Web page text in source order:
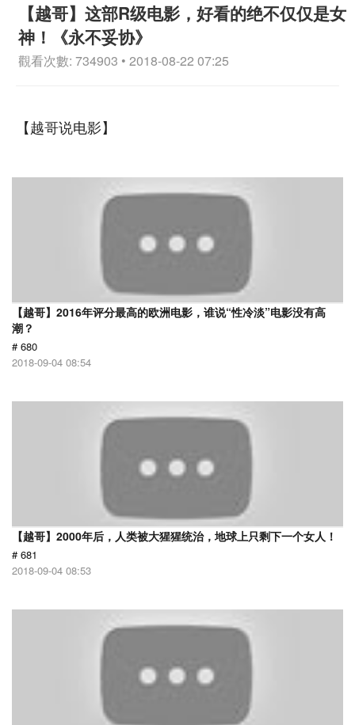
【越哥】这部R级电影，好看的绝不仅仅是女
神！《永不妥协》
觀看次數: 734903 • 2018-08-22 07:25
【越哥说电影】
【越哥】2016年评分最高的欧洲电影，谁说“性冷淡”电影没有高
潮？
# 680
2018-09-04 08:54
【越哥】2000年后，人类被大猩猩统治，地球上只剩下一个女人！
# 681
2018-09-04 08:53